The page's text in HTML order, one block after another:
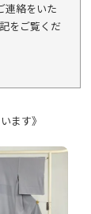
連絡をいた
をご覧くだ
ます》